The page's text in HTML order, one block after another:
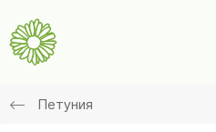
Петуния